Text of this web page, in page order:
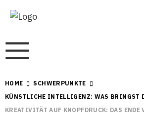
HOME
SCHWERPUNKTE
KÜNSTLICHE INTELLIGENZ: WAS BRINGST
KREATIVITÄT AUF KNOPFDRUCK: DAS ENDE